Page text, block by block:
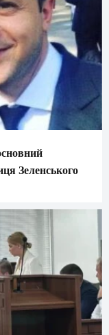
Зеленського